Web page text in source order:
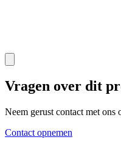
Vragen over dit
Neem gerust contact met
Contact opnemen